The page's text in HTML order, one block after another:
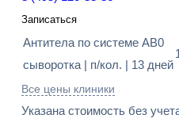
Записаться
Антитела по системе AB0
сыворотка | п/кол. | 13 дней
Все цены клиники
Указана стоимость без